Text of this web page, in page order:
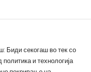
Биди секогаш во тек со
и технологија